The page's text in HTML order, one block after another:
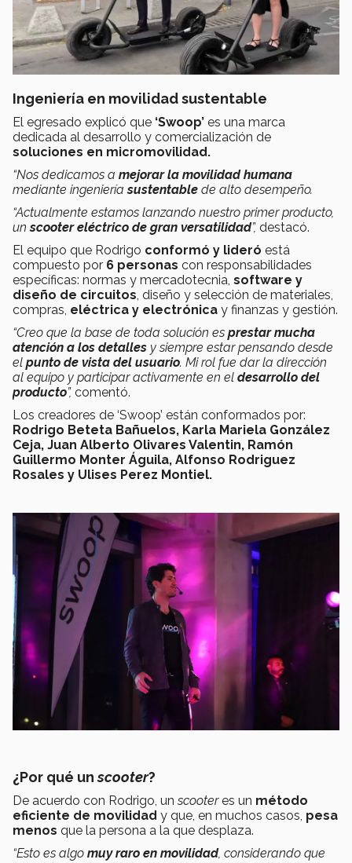
Ingeniería en movilidad sustentable
El egresado explicó que ‘Swoop’ es una marca
dedicada al desarrollo y comercialización de
soluciones en micromovilidad.
“Nos dedicamos a mejorar la movilidad humana
mediante ingenieríasustentable de alto desempeño.
“Actualmente estamos lanzando nuestro primer producto,
unscooter eléctrico de gran versatilidad”, destacó.
El equipo que Rodrigo conformó y lideró está
compuesto por 6 personas con responsabilidades
específicas: normas y mercadotecnia, software y
diseño de circuitos, diseño y selección de materiales,
compras, eléctrica y electrónica y finanzas y gestión.
“Creo que la base de toda solución es prestar mucha
atención a los detalles y siempre estar pensando desde
el punto de vista del usuario. Mi rol fue dar la dirección
al equipo y participar activamente en el desarrollo del
producto”, comentó.
Los creadores de ‘Swoop’ están conformados por:
Rodrigo Beteta Bañuelos, Karla Mariela González
Ceja, Juan Alberto Olivares Valentin, Ramón
Guillermo Monter Águila, Alfonso Rodriguez
Rosales y Ulises Perez Montiel.
¿Por qué unscooter?
De acuerdo con Rodrigo, unscooteres un método
eficiente de movilidad y que, en muchos casos, pesa
menos que la persona a la que desplaza.
“Esto es algo muy raro en movilidad, considerando que